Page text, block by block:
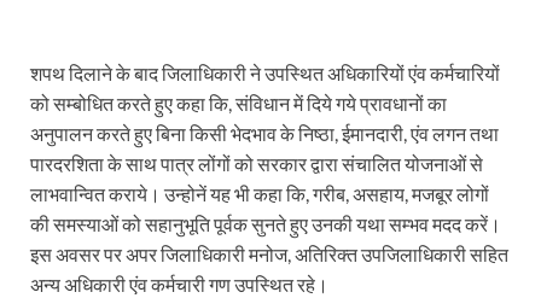
शपथ दिलाने के बाद जिलाधिकारी ने उपस्थित अधिकारियों एंव कर्मचारियों
को सम्बोधित करते हुए कहा कि, संविधान में दिये गये प्रावधानों का
अनुपालन करते हुए बिना किसी भेदभाव के निष्ठा, ईमानदारी, एंव लगन तथा
पारदरशिता के साथ पात्र लोंगों को सरकार द्वारा संचालित योजनाओं से
लाभवान्वित कराये। उन्होनें यह भी कहा कि, गरीब, असहाय, मजबूर लोगों
की समस्याओं को सहानुभूति पूर्वक सुनते हुए उनकी यथा सम्भव मदद करें।
इस अवसर पर अपर जिलाधिकारी मनोज, अतिरिक्त उपजिलाधिकारी सहित
अन्य अधिकारी एंव कर्मचारी गण उपस्थित रहे।